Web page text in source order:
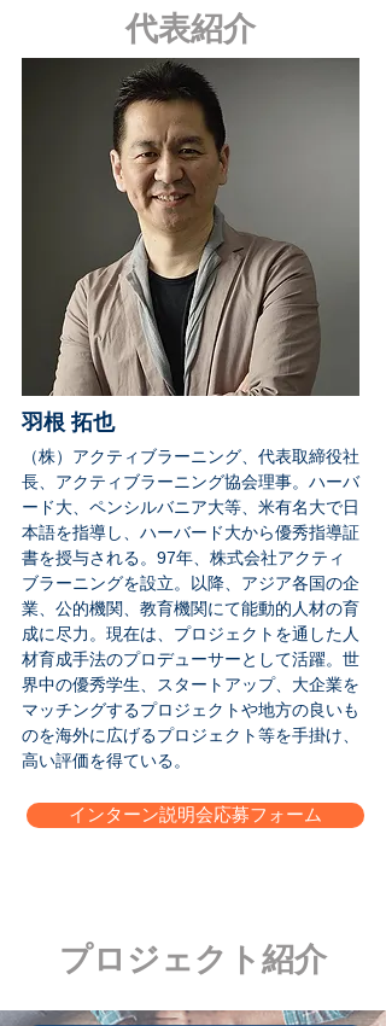
代表紹介
​羽根 拓也
（株）アクティブラーニング、代表取締役社
長、アクティブラーニング協会理事。ハーバ
ード大、ペンシルバニア大等、米有名大で日
本語を指導し、ハーバード大から優秀指導証
書を授与される。97年、株式会社アクティ
ブラーニングを設立。以降、アジア各国の企
業、公的機関、教育機関にて能動的人材の育
成に尽力。現在は、プロジェクトを通した人
材育成手法のプロデューサーとして活躍。世
界中の優秀学生、スタートアップ、大企業を
マッチングするプロジェクトや地方の良いも
のを海外に広げるプロジェクト等を手掛け、
高い評価を得ている。
インターン説明会応募フォーム
プロジェクト紹介